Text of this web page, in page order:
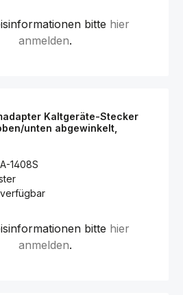
bitte hier
anmelden.
Kaltgeräte-Stecker
unten abgewinkelt,
1408S
bitte hier
anmelden.